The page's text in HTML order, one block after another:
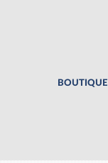
BOUTIQUE